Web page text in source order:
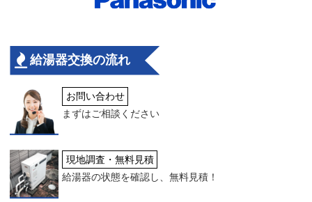
給湯器交換の流れ
お問い合わせ
まずはご相談ください
現地調査・無料見積
給湯器の状態を確認し、無料見積！